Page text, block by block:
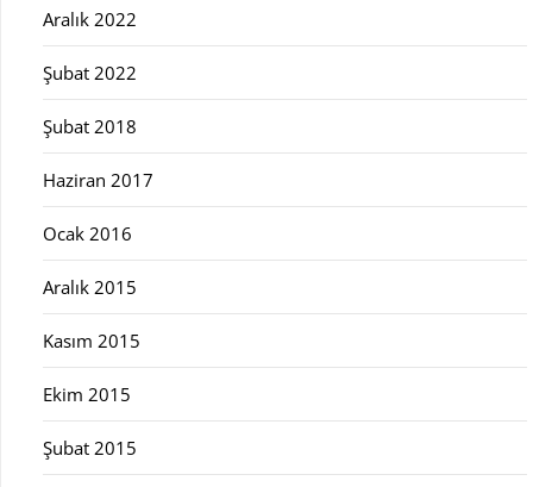
Aralık 2022
Şubat 2022
Şubat 2018
Haziran 2017
Ocak 2016
Aralık 2015
Kasım 2015
Ekim 2015
Şubat 2015